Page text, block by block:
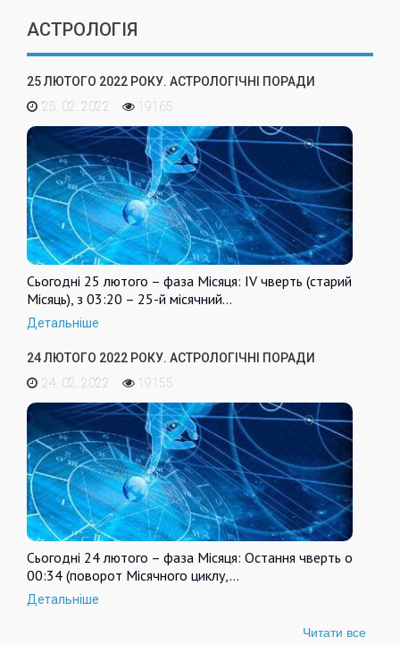
АСТРОЛОГІЯ
25 ЛЮТОГО 2022 РОКУ. АСТРОЛОГІЧНІ ПОРАДИ
25. 02. 2022
19165
Сьогодні 25 лютого – фаза Місяця: IV чверть (старий
Місяць), з 03:20 – 25-й місячний…
Детальніше
24 ЛЮТОГО 2022 РОКУ. АСТРОЛОГІЧНІ ПОРАДИ
24. 02. 2022
19155
Сьогодні 24 лютого – фаза Місяця: Остання чверть о
00:34 (поворот Місячного циклу,…
Детальніше
Читати все